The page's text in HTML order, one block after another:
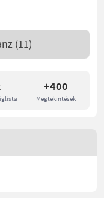
+400
Megtekintések
(11)